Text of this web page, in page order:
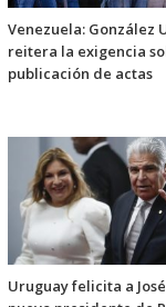
Venezuela: González
reitera la exigencia
publicación de actas
Uruguay felicita a